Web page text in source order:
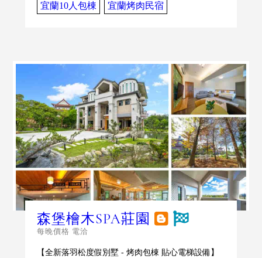
宜蘭10人包棟 宜蘭烤肉民宿
森堡檜木SPA莊園
每晚價格 電洽
【全新落羽松度假別墅 - 烤肉包棟 貼心電梯設備】